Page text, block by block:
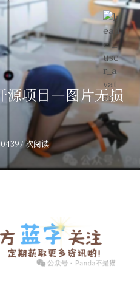
源项目—图片无损
397 次阅读